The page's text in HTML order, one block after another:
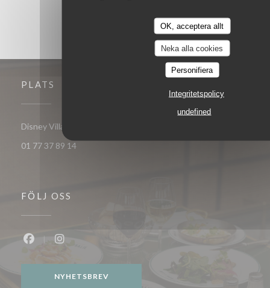
OK, acceptera allt
Neka alla cookies
Personifiera
Integritetspolicy
undefined
PLATS
Disney Village 77700 Chessy
01 77 37 89 14
FÖLJ OSS
NYHETSBREV